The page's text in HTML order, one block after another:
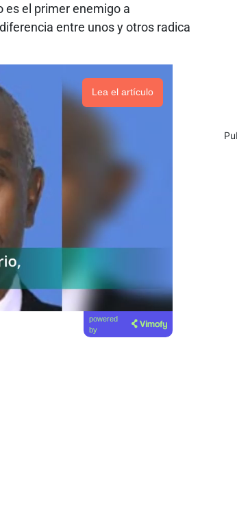
es el primer enemigo a
entre unos y otros radica
Lea el artículo
powered
by